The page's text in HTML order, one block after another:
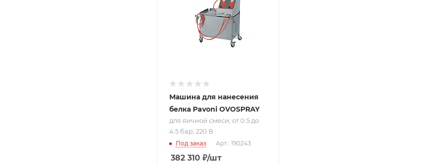
4.5 бар; 220 В
Машина для нанесения
белка Pavoni OVOSPRAY
для яичной смеси; от 0.5 до
4.5 бар; 220 В
Под заказ Арт.: 190243
382 310 ₽/шт